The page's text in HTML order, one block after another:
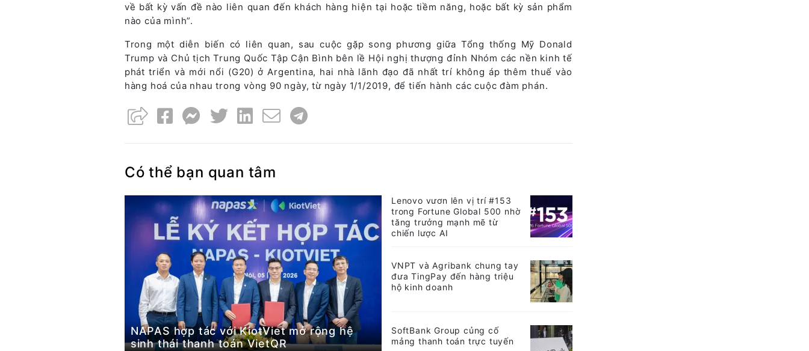
về bất kỳ vấn đề nào liên quan đến khách hàng hiện tại hoặc tiềm năng, hoặc bất kỳ sản phẩm
nào của mình”.
Trong một diễn biến có liên quan, sau cuộc gặp song phương giữa Tổng thống Mỹ Donald
Trump và Chủ tịch Trung Quốc Tập Cận Bình bên lề Hội nghị thượng đỉnh Nhóm các nền kinh tế
phát triển và mới nổi (G20) ở Argentina, hai nhà lãnh đạo đã nhất trí không áp thêm thuế vào
hàng hoá của nhau trong vòng 90 ngày, từ ngày 1/1/2019, để tiến hành các cuộc đàm phán.
Có thể bạn quan tâm
NAPAS hợp tác với KiotViet mở rộng hệ
sinh thái thanh toán VietQR
Lenovo vươn lên vị trí #153
trong Fortune Global 500 nhờ
tăng trưởng mạnh mẽ từ
chiến lược AI
VNPT và Agribank chung tay
đưa TingPay đến hàng triệu
hộ kinh doanh
SoftBank Group củng cố
mảng thanh toán trực tuyến